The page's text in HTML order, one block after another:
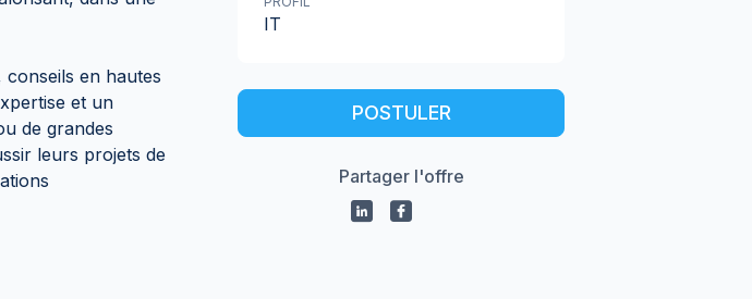
en hautes
et un
de grandes
leurs projets de
IT
POSTULER
Partager l'offre